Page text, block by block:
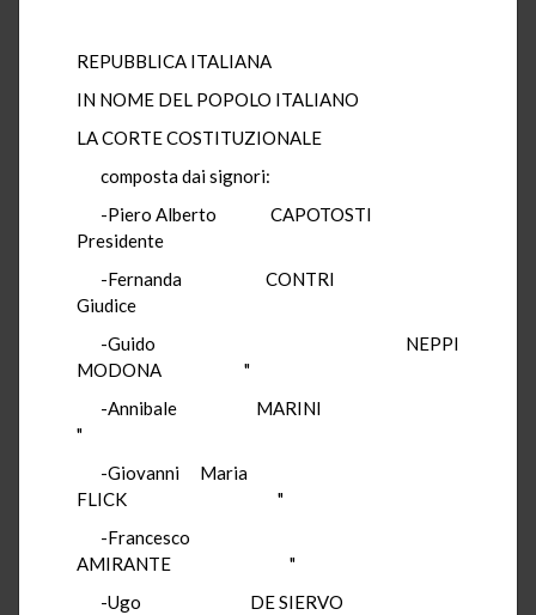
REPUBBLICA ITALIANA
IN NOME DEL POPOLO ITALIANO
LA CORTE COSTITUZIONALE
composta dai signori:
-Piero Alberto CAPOTOSTI
Presidente
-Fernanda CONTRI
Giudice
-Guido NEPPI
MODONA "
-Annibale MARINI
"
-Giovanni Maria
FLICK "
-Francesco
AMIRANTE "
-Ugo DE SIERVO